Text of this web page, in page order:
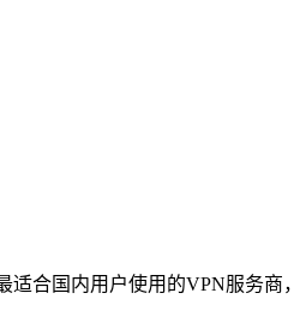
合国内用户使用的VPN服务商